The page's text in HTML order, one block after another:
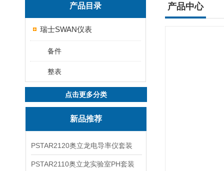
产品目录
瑞士SWAN仪表
备件
整表
点击更多分类
新品推荐
PSTAR2120奥立龙电导率仪套装
PSTAR2110奥立龙实验室PH套装
产品中心